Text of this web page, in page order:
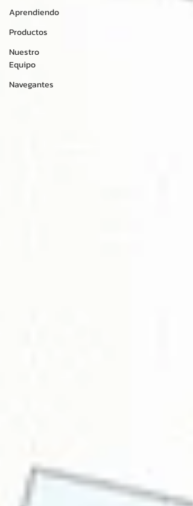
Aprendiendo
Productos
Nuestro
Equipo
Navegantes